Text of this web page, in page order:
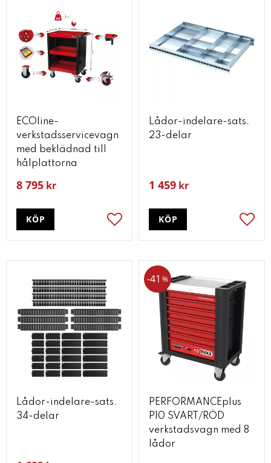
ECOline-
verkstadsservicevagn
med beklädnad till
hålplattorna
8 795 kr
Lägg till i favoriter
KÖP
Lådor-indelare-sats.
23-delar
1 459 kr
KÖP
Lådor-indelare-sats.
34-delar
PERFORMANCEplus
P10 SVART/RÖD
verkstadsvagn med 8
lådor
41 %